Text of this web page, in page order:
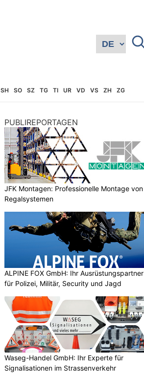
SH SO SZ TG TI UR VD VS ZH ZG
PUBLIREPORTAGEN
JFK Montagen: Professionelle Montage von
Regalsystemen
ALPINE FOX GmbH: Ihr Ausrüstungspartner
für Polizei, Militär, Security und Jagd
Waseg-Handel GmbH: Ihr Experte für
Signalisationen im Strassenverkehr